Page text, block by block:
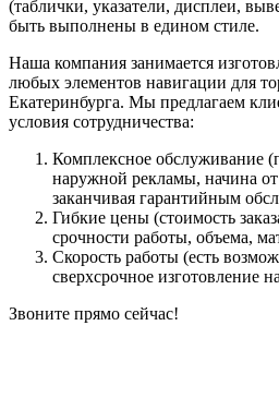
(таблички, указатели, дисплеи,
быть выполнены в едином стиле.
Наша компания занимается
любых элементов навигации для
Екатеринбурга. Мы предлагаем
условия сотрудничества:
Комплексное обслуживание
наружной рекламы, начина от
заканчивая гарантийным
Гибкие цены (стоимость
срочности работы, объема,
Скорость работы (есть
сверхсрочное изготовление
Звоните прямо сейчас!